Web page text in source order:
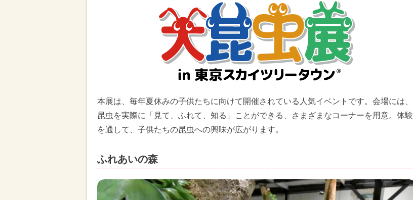
本展は、毎年夏休みの子供たちに向けて開催されている人気イベントです。会場には、
昆虫を実際に「見て、ふれて、知る」ことができる、さまざまなコーナーを用意。体験
を通して、子供たちの昆虫への興味が広がります。
ふれあいの森